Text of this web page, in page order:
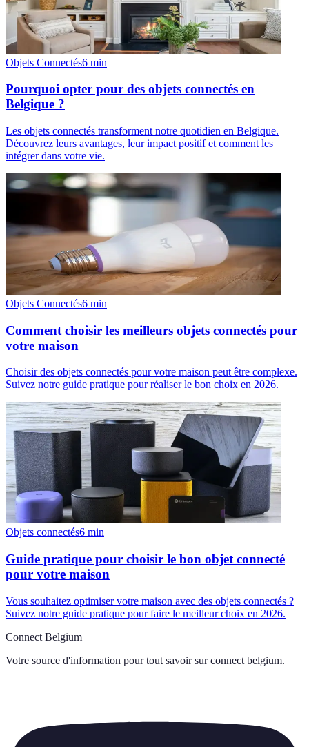
Objets Connectés6 min
Pourquoi opter pour des objets connectés en
Belgique ?
Les objets connectés transforment notre quotidien en Belgique.
Découvrez leurs avantages, leur impact positif et comment les
intégrer dans votre vie.
Objets Connectés6 min
Comment choisir les meilleurs objets connectés pour
votre maison
Choisir des objets connectés pour votre maison peut être complexe.
Suivez notre guide pratique pour réaliser le bon choix en 2026.
Objets connectés6 min
Guide pratique pour choisir le bon objet connecté
pour votre maison
Vous souhaitez optimiser votre maison avec des objets connectés ?
Suivez notre guide pratique pour faire le meilleur choix en 2026.
Connect Belgium
Votre source d'information pour tout savoir sur connect belgium.